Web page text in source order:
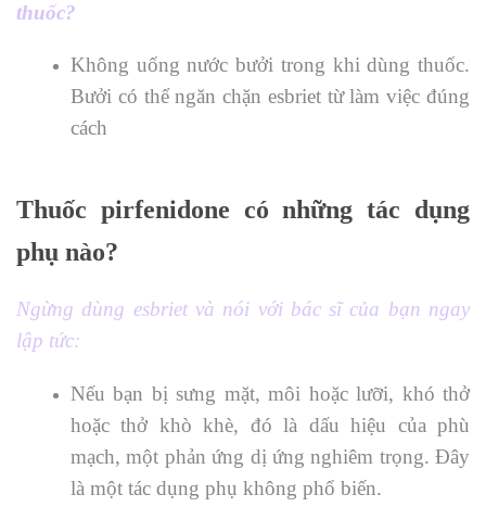
thuốc?
Không uống nước bưởi trong khi dùng thuốc.
Bưởi có thể ngăn chặn esbriet từ làm việc đúng
cách
Thuốc pirfenidone có những tác dụng
phụ nào?
Ngừng dùng esbriet và nói với bác sĩ của bạn ngay
lập tức:
Nếu bạn bị sưng mặt, môi hoặc lưỡi, khó thở
hoặc thở khò khè, đó là dấu hiệu của phù
mạch, một phản ứng dị ứng nghiêm trọng. Đây
là một tác dụng phụ không phổ biến.